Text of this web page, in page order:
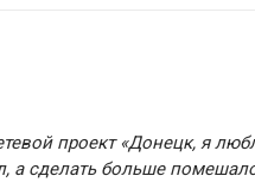
проект «Донецк, я
а сделать больше